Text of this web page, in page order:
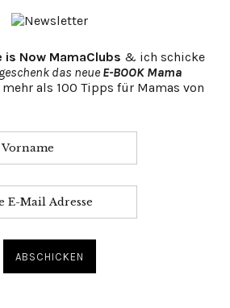
is Now MamaClubs & ich schicke
das neue E-BOOK Mama
als 100 Tipps für Mamas von